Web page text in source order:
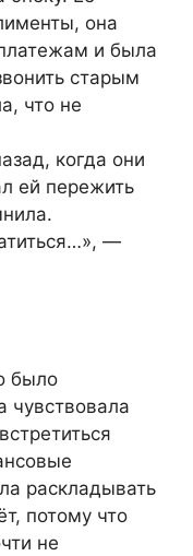
она
и была
старым
что не
когда они
ей пережить
—
было
чувствовала
раскладывать
потому что
не